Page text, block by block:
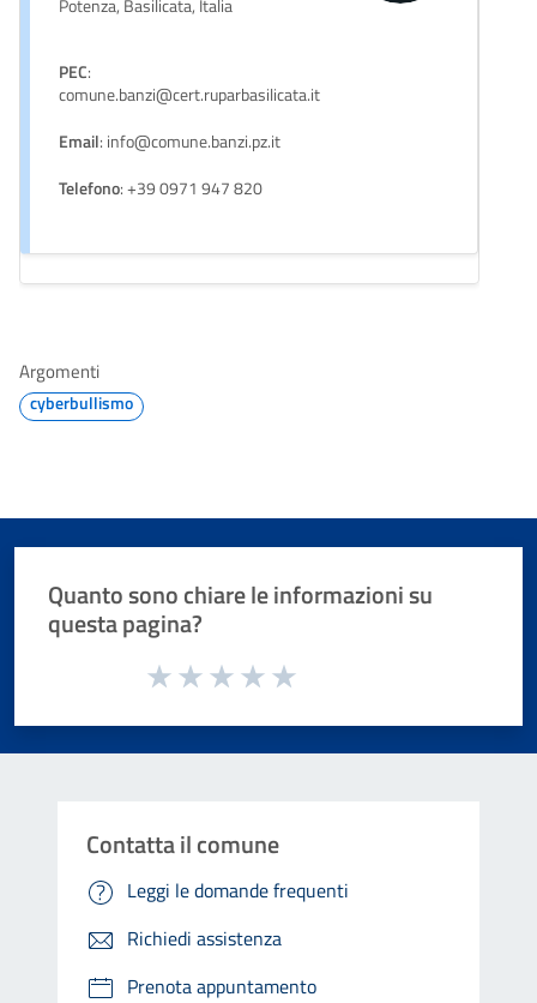
Potenza, Basilicata, Italia
PEC:
comune.banzi@cert.ruparbasilicata.it
Email: info@comune.banzi.pz.it
Telefono: +39 0971 947 820
Argomenti
cyberbullismo
Quanto sono chiare le informazioni su
questa pagina?
Valuta da 1 a 5 stelle la pagina
Contatta il comune
Leggi le domande frequenti
Richiedi assistenza
Prenota appuntamento